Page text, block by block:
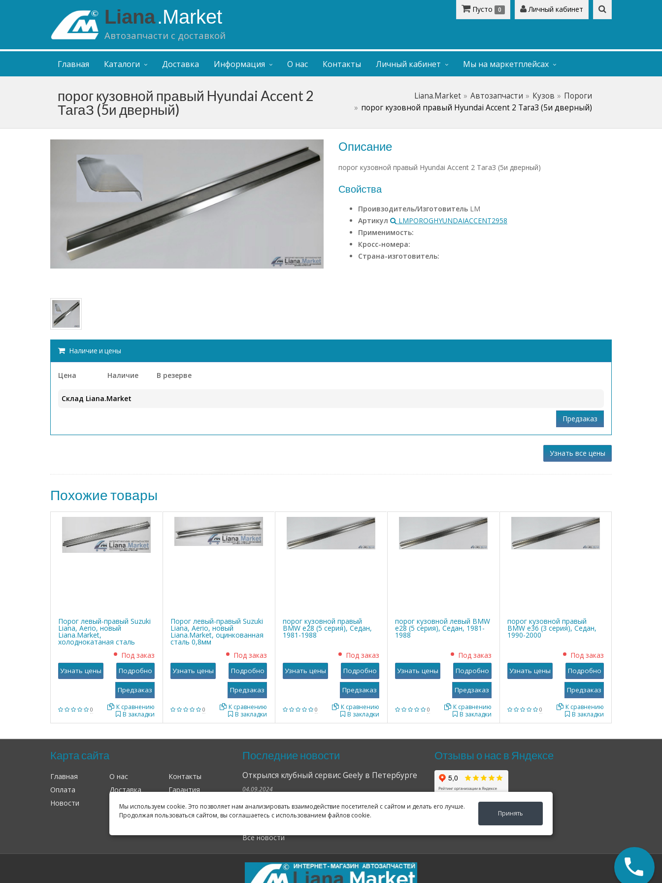
Мы используем cookie. Это позволяет нам анализировать взаимодействие посетителей с сайтом и делать его лучше.
Продолжая пользоваться сайтом, вы соглашаетесь с использованием файлов cookie.
Принять
Liana.Market
Автозапчасти с доставкой
Пусто 0 Личный кабинет
Главная Каталоги Доставка Информация О нас Контакты Личный кабинет Мы на маркетплейсах
порог кузовной правый Hyundai Accent 2
ТагаЗ (5и дверный)
Liana.Market Автозапчасти Кузов
Пороги
порог кузовной правый Hyundai Accent 2 ТагаЗ (5и дверный)
Описание
порог кузовной правый Hyundai Accent 2 ТагаЗ (5и дверный)
Свойства
Проивзодитель/Изготовитель LM
Артикул
LMPOROGHYUNDAIACCENT2958
Применимость:
Кросс-номера:
Страна-изготовитель:
Наличие и цены
Цена Наличие В резерве
Склад Liana.Market
Узнать все цены
Похожие товары
Порог левый-правый Suzuki
Liana, Aerio, новый
Liana.Market,
холоднокатаная сталь
0,8мм
0
Под заказ
В закладки
К сравнению
Узнать цены Подробно
Порог левый-правый Suzuki
Liana, Aerio, новый
Liana.Market, оцинкованная
сталь 0,8мм
0
Под заказ
В закладки
К сравнению
Узнать цены Подробно
порог кузовной правый
BMW е28 (5 серия), Седан,
1981-1988
0
Под заказ
В закладки
К сравнению
Узнать цены Подробно
порог кузовной левый BMW
е28 (5 серия), Седан, 1981-
1988
0
Под заказ
В закладки
К сравнению
Узнать цены Подробно
порог кузовной правый
BMW е36 (3 серия), Седан,
1990-2000
0
Под заказ
В закладки
К сравнению
Узнать цены Подробно
Карта сайта
Главная О нас
Контакты
Оплата
Доставка
Гарантия
Новости
Оферта Соглашение
Последние новости
Открылся клубный сервис Geely в Петербурге
04.09.2024
Отзывы о нас в Яндексе и Гугле
Все новости
Отзывы о нас в Яндексе